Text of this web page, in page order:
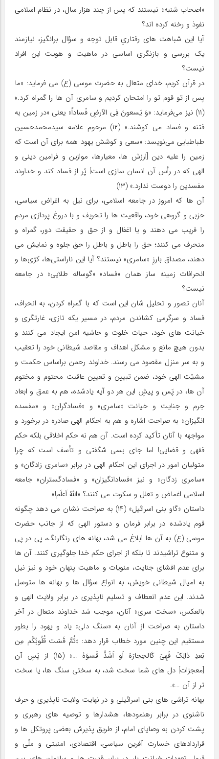
«اصحاب شنبه» نیستند که پس از چند هزار سال، در نظام اسلامی
نفوذ و رخنه کرده اند؟
آیا این شباهت های رفتاریِ قابل توجه و سؤال برانگیز، نیازمند
یک بررسی و بازنگری اساسی در ماهیت و هویت این افراد
نیست؟
در قرآن کریم، خدای متعال به حضرت موسی (ع) می فرماید: «ما
پس از تو قوم تو را امتحان کردیم و سامری آن ها را گمراه کرد.»
(۱۱) نیز می‌فرماید: «وَ یَسعونَ فِی الاَرضِ فَساداً» یعنی «در زمین به
فتنه و فساد می کوشند.» (۱۲) مرحوم علامه سیدمحمدحسین
طباطبایی می‌نویسد: «سعی و کوشش یهود همه برای آن است که
زمین را علیه دین [ارزش ها، معیارها، موازین و فرامین دینی و
الهی که در رأس آن انسان سازی است] پُر از فساد کند و خداوند
مفسدین را دوست ندارد.» (۱۳)
آن ها که امروز در جامعه اسلامی، برای نیل به اغراض سیاسی،
حزبی و گروهی خود، واقعیت ها را تحریف و با دروغ پردازی مردم
را فریب می دهند و یا اغفال و از حق و حقیقت دور، گمراه و
منحرف می کنند؛ حق را باطل و باطل را حق جلوه و نمایش می
دهند، مصداق بارزِ «سامری» نیستند؟ آیا این ناراستی‌ها، کژی‌ها و
انحرافات زمینه ساز همان «فساد» «گوساله طلایی» در جامعه
نیست؟
آنان تصور و تحلیل شان این است که با گمراه کردن، به انحراف،
فساد و سرگرمی کشاندن مردم، در مسیر یکه تازی، غارتگری و
خیانت های خود، حیات خلوت و حاشیه امن ایجاد می کنند و
بدون هیچ مانع و مشکل اهداف و مقاصد شیطانی خود را تعقیب
و به سر منزل مقصود می رسند. خداوند رحمن براساس حکمت و
مشیّت الهی خود، ضمن تبیین و تعیین عاقبت محتوم و مختوم
آن ها، در پَس و پیشِ این هر دو آیه یادشده، هم به عمق و ابعاد
جرم و جنایت و خیانت «سامری» و «فسادگران» و «مفسده
انگیزان» به صراحت اشاره و هم به احکام الهی صادره در برخورد و
مواجهه با آنان تأکید کرده است. آن هم نه حکم اخلاقی بلکه حکم
فقهی و قضایی! اما جای بسی شگفتی و تأسف است که چرا
متولیان امور در اجرای این احکام الهی در برابر «سامری زادگان» و
«سامری زدگان» و نیز «فسادانگیزان» و «فسادگستران» جامعه
اسلامی اغماض و تعلل و سکوت می کنند؟ «اللهُ اَعلَم!»
داستان «گاو بنی اسرائیل» (۱۴) به صراحت نشان می دهد چگونه
قوم یادشده در برابر فرمان و دستور الهی که از جانب حضرت
موسی (ع) به آن ها ابلاغ می شد، بهانه های رنگارنگ، پی در پی
و متنوع تراشیدند تا بلکه از اجرای حکم خدا جلوگیری کنند. آن ها
برای عدم افشای جنایت، منویات و ماهیت پنهان خود و نیز نیل
به امیال شیطانی خویش، به انواع سؤال ها و بهانه ها متوسل
شدند. این عدم انعطاف و تسلیم ناپذیری در برابر ولایت الهی و
بالعکس، «سخت سری» آنان، موجب شد خداوند متعال در آخر
داستان به صراحت از آنان به «سنگ دلی» یاد و یهود را بطور
مستقیم این چنین مورد خطاب قرار دهد: «ثُمَّ قَسَت قُلُوبُکُم مِن
بَعدِ ذالِکَ فَهِیَ کَالحِجارَهَ اَو اَشَدُّ قَسوَۀ …» (۱۵) از پَسِ آن
[معجزات] دل های شما سخت شد، به سختی سنگ ها، یا سخت
تر از آن …».
بهانه تراشی های بنی اسرائیلی و در نهایت ولایت ناپذیری و حرف
ناشنوی در برابر رهنمودها، هشدارها و توصیه های رهبری و
پشت کردن به وصایای امام، از طریق پذیرش بعضی پروتکل ها و
قراردادهای خسارت آفرین سیاسی، اقتصادی، امنیتی و ملّی و